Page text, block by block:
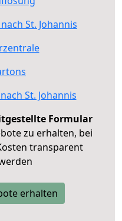
St. Johannis
St. Johannis
Formular
zu erhalten, bei
transparent
erhalten